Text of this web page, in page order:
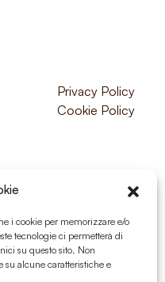
i cookie per memorizzare e/o
tecnologie ci permetterà di
su questo sito. Non
su alcune caratteristiche e
Privacy Policy
Cookie Policy